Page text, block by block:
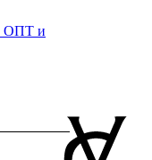
ОПТ и